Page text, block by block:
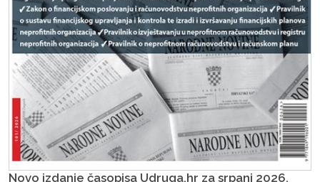
Novo izdanje časopisa Udruga.hr za srpanj 2026.